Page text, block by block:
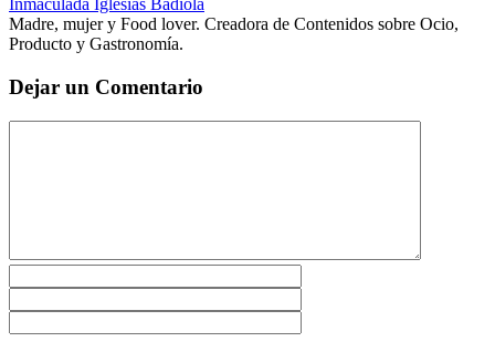
Inmaculada Iglesias Badiola
Madre, mujer y Food lover. Creadora de Contenidos sobre Ocio,
Producto y Gastronomía.
Dejar un Comentario